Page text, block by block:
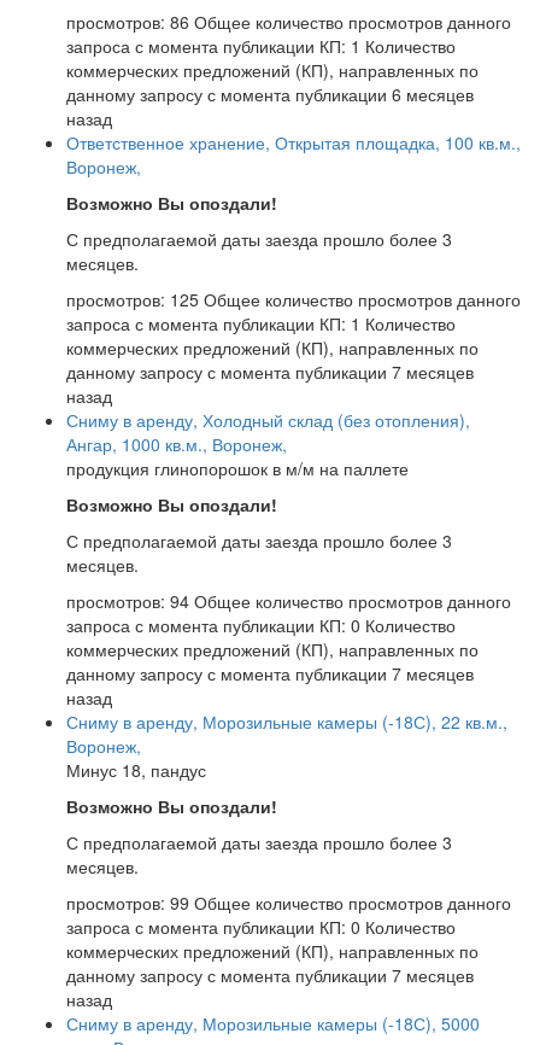
просмотров: 86 Общее количество просмотров данного
запроса с момента публикации КП: 1 Количество
коммерческих предложений (КП), направленных по
данному запросу с момента публикации 6 месяцев
назад
Ответственное хранение, Открытая площадка, 100 кв.м.,
Воронеж,
Возможно Вы опоздали!
С предполагаемой даты заезда прошло более 3
месяцев.
просмотров: 125 Общее количество просмотров данного
запроса с момента публикации КП: 1 Количество
коммерческих предложений (КП), направленных по
данному запросу с момента публикации 7 месяцев
назад
Сниму в аренду, Холодный склад (без отопления),
Ангар, 1000 кв.м., Воронеж,
продукция глинопорошок в м/м на паллете
Возможно Вы опоздали!
С предполагаемой даты заезда прошло более 3
месяцев.
просмотров: 94 Общее количество просмотров данного
запроса с момента публикации КП: 0 Количество
коммерческих предложений (КП), направленных по
данному запросу с момента публикации 7 месяцев
назад
Сниму в аренду, Морозильные камеры (-18С), 22 кв.м.,
Воронеж,
Минус 18, пандус
Возможно Вы опоздали!
С предполагаемой даты заезда прошло более 3
месяцев.
просмотров: 99 Общее количество просмотров данного
запроса с момента публикации КП: 0 Количество
коммерческих предложений (КП), направленных по
данному запросу с момента публикации 7 месяцев
назад
Сниму в аренду, Морозильные камеры (-18С), 5000